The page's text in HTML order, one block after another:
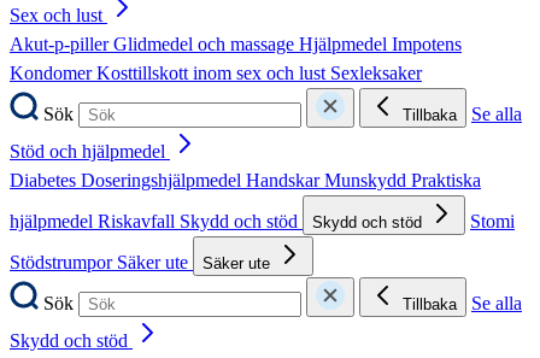
Sex och lust
Akut-p-pillerGlidmedel och massage Hjälpmedel Impotens
KondomerKosttillskott inom sex och lust Sexleksaker
Sök
Tillbaka
Se alla
Stöd och hjälpmedel
Diabetes Doseringshjälpmedel HandskarMunskydd Praktiska
hjälpmedel Riskavfall Skydd och stöd Skydd och stöd
Stomi
Stödstrumpor Säker ute Säker ute
Sök Tillbaka
Se alla
Skydd och stöd